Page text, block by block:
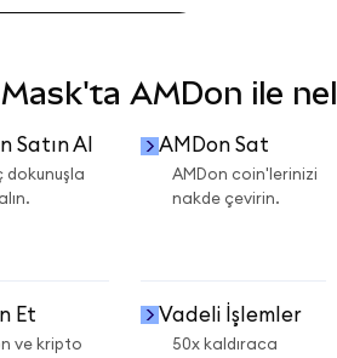
AMDon ile
Satın Al
dokunuşla
AMDon Sat
AMDon coin'lerinizi
nakde çevirin.
Et
ve kripto
Vadeli İşlemler
50x kaldıraca